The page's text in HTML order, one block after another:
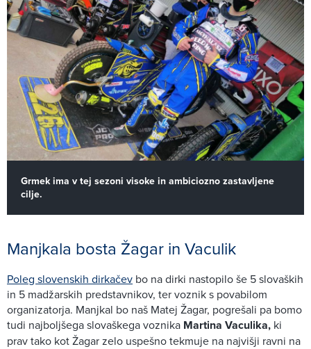
Grmek ima v tej sezoni visoke in ambiciozno zastavljene
cilje.
Manjkala bosta Žagar in Vaculik
Poleg slovenskih dirkačev bo na dirki nastopilo še 5 slovaških
in 5 madžarskih predstavnikov, ter voznik s povabilom
organizatorja. Manjkal bo naš Matej Žagar, pogrešali pa bomo
tudi najboljšega slovaškega voznika Martina Vaculika, ki
prav tako kot Žagar zelo uspešno tekmuje na najvišji ravni na